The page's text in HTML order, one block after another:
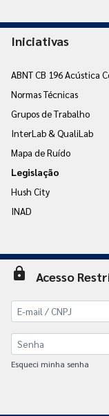
Iniciativas
ABNT CB 196 Acústica
Normas Técnicas
Grupos de Trabalho
InterLab & QualiLab
Mapa de Ruído
Legislação
Hush City
INAD
lock Acesso
Esqueci minha senha